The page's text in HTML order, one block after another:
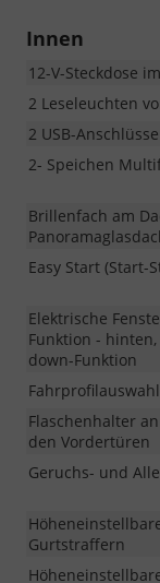
Innen
12-V-Steckdose
2 Leseleuchten
2 USB-
2- Speichen
Brillenfach am
Easy Start (Start-
Elektrische
Funktion -
down-Funktion
Fahrprofilauswahl
Flaschenhalter
den Vordertüren
Geruchs- und
Gurtstraffern